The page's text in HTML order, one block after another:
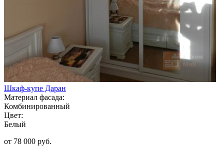
Шкаф-купе Даран
Материал фасада:
Комбинированный
Цвет:
Белый
от 78 000 руб.